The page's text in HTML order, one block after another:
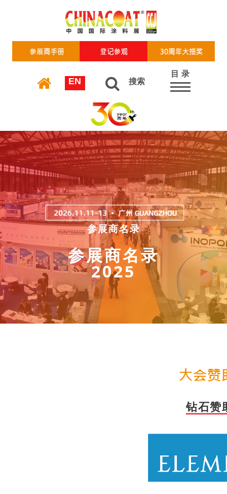
EN 搜索
目 录
参展商名录
参展商名录
2025
钻石赞